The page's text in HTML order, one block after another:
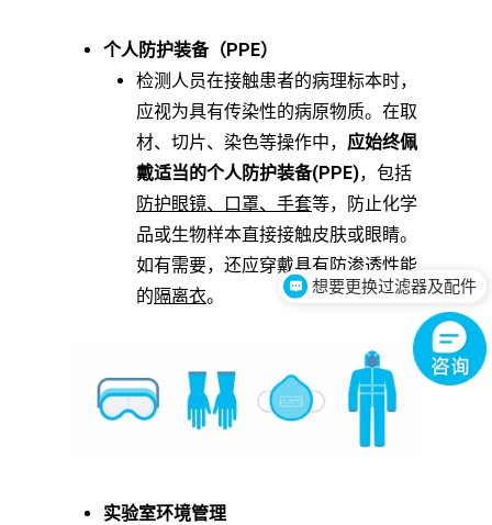
个人防护装备（PPE）
检测人员在接触患者的病理标本时，
应视为具有传染性的病原物质。在取
材、切片、染色等操作中， 应始终佩
戴适当的个人防护装备(PPE)，包括
防护眼镜、口罩、手套等，防止化学
品或生物样本直接接触皮肤或眼睛。
如有需要，还应穿戴具有防渗透性能
的隔离衣。
实验室环境管理
想要更换过滤器及配件